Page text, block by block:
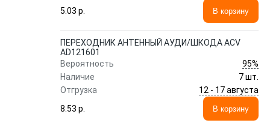
5.03 p. В корзину
ПЕРЕХОДНИК АНТЕННЫЙ АУДИ/ШКОДА ACV
AD121601
Вероятность
95%
Наличие
7 шт.
Отгрузка
12 - 17 августа
8.53 p.
В корзину